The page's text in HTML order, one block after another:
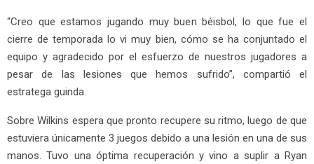
“Creo que estamos jugando muy buen béisbol, lo que fue el
cierre de temporada lo vi muy bien, cómo se ha conjuntado el
equipo y agradecido por el esfuerzo de nuestros jugadores a
pesar de las lesiones que hemos sufrido”, compartió el
estratega guinda.
Sobre Wilkins espera que pronto recupere su ritmo, luego de que
estuviera únicamente 3 juegos debido a una lesión en una de sus
manos. Tuvo una óptima recuperación y vino a suplir a Ryan